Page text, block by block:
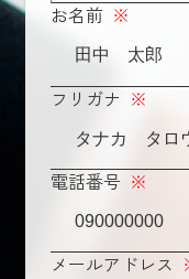
お名前 ※
フリガナ ※
電話番号 ※
メールアドレス